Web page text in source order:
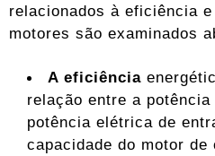
relacionados à eficiência
motores são examinados
A eficiência
relação entre a
potência elétrica de
capacidade do motor de